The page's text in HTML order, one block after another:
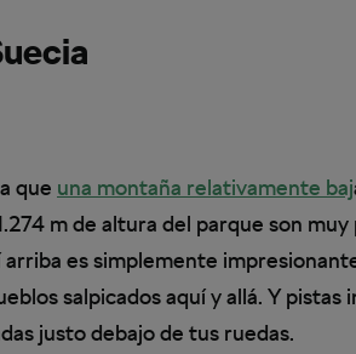
que una montaña relativamente baj
m de altura del parque son
es simplemente
salpicados aquí y allá. Y
justo debajo de tus ruedas.